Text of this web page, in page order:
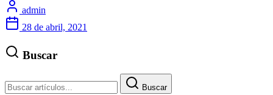
admin
28 de abril, 2021
Buscar
Buscar